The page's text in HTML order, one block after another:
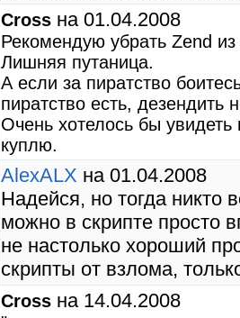
Cross на 01.04.2008
Рекомендую убрать Zend из
Лишняя путаница.
А если за пиратство
пиратство есть, дезендить
Очень хотелось бы
куплю.
AlexALX на 01.04.2008
Надейся, но тогда никто
можно в скрипте просто
не настолько хороший
скрипты от взлома,
Cross на 14.04.2008